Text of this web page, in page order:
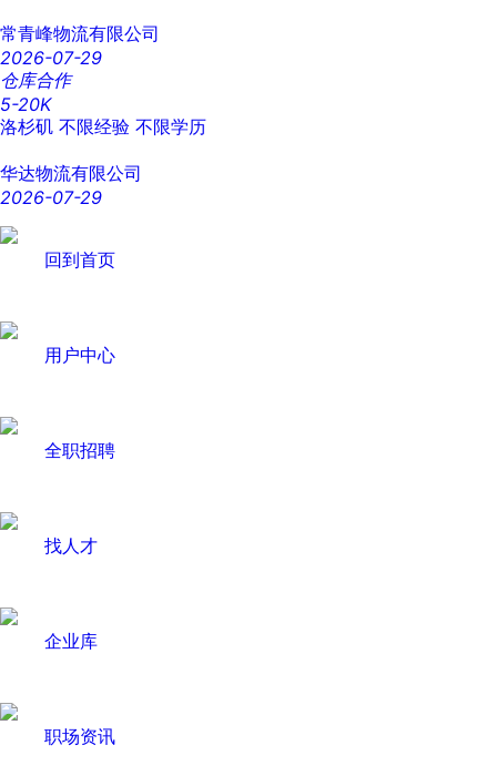
常青峰物流有限公司
2026-07-29
仓库合作
5-20K
洛杉矶 不限经验 不限学历
华达物流有限公司
2026-07-29
回到首页
用户中心
全职招聘
找人才
企业库
职场资讯